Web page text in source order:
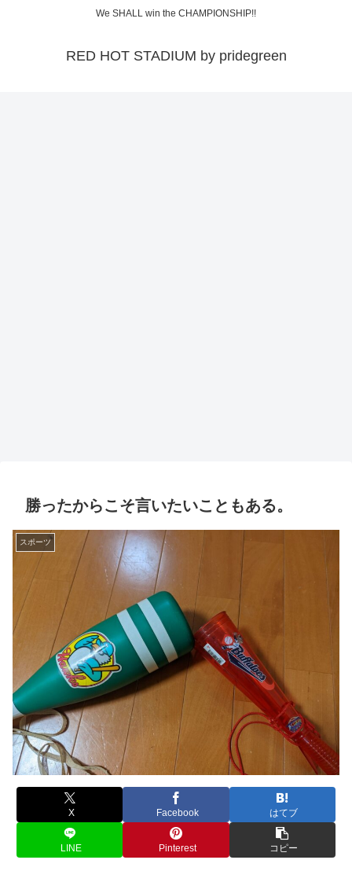
We SHALL win the CHAMPIONSHIP!!
RED HOT STADIUM by pridegreen
勝ったからこそ言いたいこともある。
スポーツ
X Facebook はてブ
LINE Pinterest コピー